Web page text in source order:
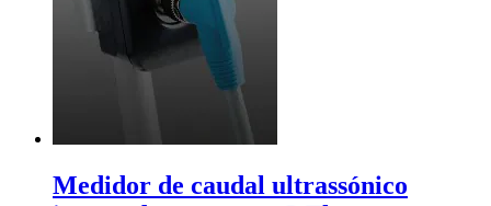
Medidor de caudal ultrassónico